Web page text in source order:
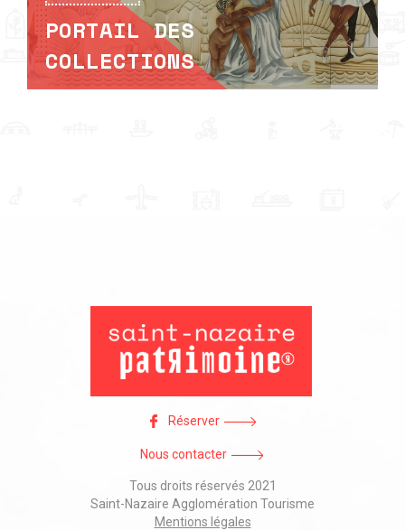
PORTAIL DES
COLLECTIONS
Réserver
Nous contacter
Tous droits réservés 2021
Saint-Nazaire Agglomération Tourisme
Mentions légales